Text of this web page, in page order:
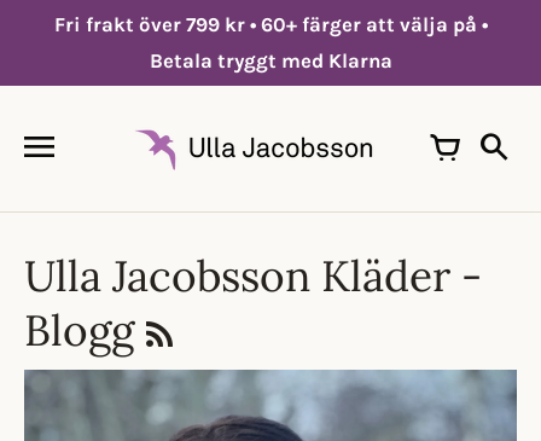
Fri frakt över 799 kr • 60+ färger att välja på •
Betala tryggt med Klarna
Ulla Jacobsson Kläder -
Blogg